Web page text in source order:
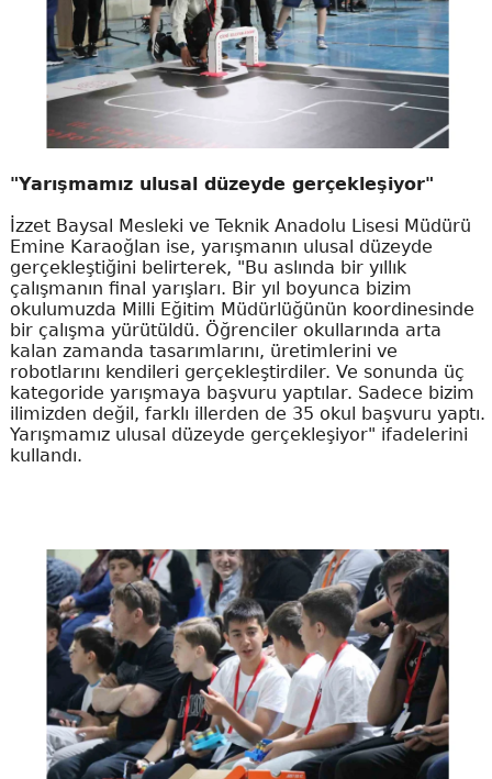
"Yarışmamız ulusal düzeyde gerçekleşiyor"
İzzet Baysal Mesleki ve Teknik Anadolu Lisesi Müdürü
Emine Karaoğlan ise, yarışmanın ulusal düzeyde
gerçekleştiğini belirterek, "Bu aslında bir yıllık
çalışmanın final yarışları. Bir yıl boyunca bizim
okulumuzda Milli Eğitim Müdürlüğünün koordinesinde
bir çalışma yürütüldü. Öğrenciler okullarında arta
kalan zamanda tasarımlarını, üretimlerini ve
robotlarını kendileri gerçekleştirdiler. Ve sonunda üç
kategoride yarışmaya başvuru yaptılar. Sadece bizim
ilimizden değil, farklı illerden de 35 okul başvuru yaptı.
Yarışmamız ulusal düzeyde gerçekleşiyor" ifadelerini
kullandı.